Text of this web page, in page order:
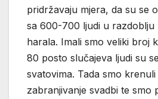
pridržavaju mjera, da su se
sa 600-700 ljudi u razdoblju
harala. Imali smo veliki broj
80 posto slučajeva ljudi su
svatovima. Tada smo
zabranjivanje svadbi te smo